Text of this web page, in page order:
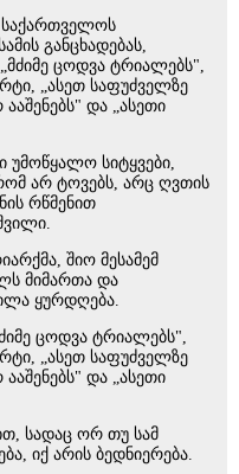
საქართველოს
განცხადებას,
ცოდვა ტრიალებს",
„ასეთ საფუძველზე
და „ასეთი
უმოწყალო სიტყვები,
არ ტოვებს, არც ღვთის
რწმენით
შიო მესამემ
მიმართა და
ყურდღება.
ცოდვა ტრიალებს",
„ასეთ საფუძველზე
და „ასეთი
სადაც ორ თუ სამ
იქ არის ბედნიერება.